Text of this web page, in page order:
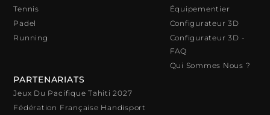
Tennis
Padel
Running
Équipementier
Configurateur 3D
Configurateur 3D -
FAQ
Qui Sommes Nous ?
PARTENARIATS
Jeux Du Pacifique Tahiti 2027
Fédération Française Handisport